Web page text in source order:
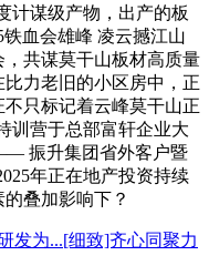
计谋级产物，出产的板
铁血会雄峰 凌云撼江山
，共谋莫干山板材高质量
力老旧的小区房中，正
只标记着云峰莫干山正
训营于总部富轩企业大
振升集团省外客户暨
年正在地产投资持续
叠加影响下？
发为...[细致]齐心同聚力